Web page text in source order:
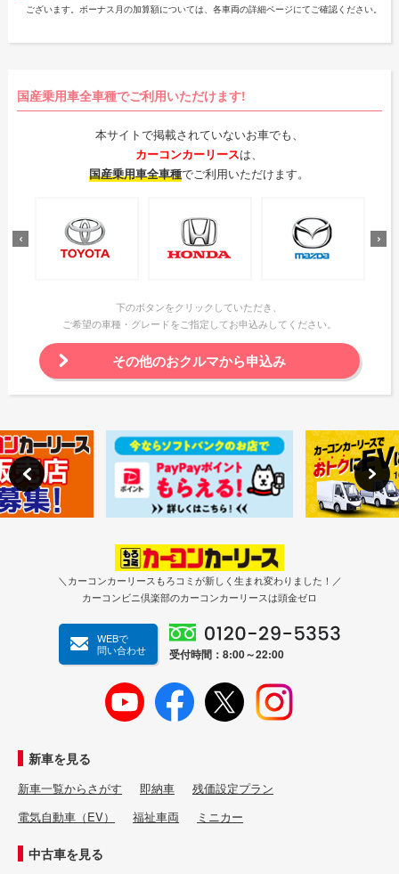
ございます。ボーナス月の加算額については、各車両の詳細ページにてご確認ください。
国産乗用車全車種でご利用いただけます!
本サイトで掲載されていないお車でも、
カーコンカーリースは、
国産乗用車全車種でご利用いただけます。
下のボタンをクリックしていただき、
ご希望の車種・グレードをご指定してお申込みしてください。
その他のおクルマから申込み
＼カーコンカーリースもろコミが新しく生まれ変わりました！／
カーコンビニ倶楽部のカーコンカーリースは頭金ゼロ
WEBで
問い合わせ
受付時間：8:00～22:00
新車を見る
新車一覧からさがす 即納車
残価設定プラン
電気自動車（EV）
福祉車両 ミニカー
中古車を見る